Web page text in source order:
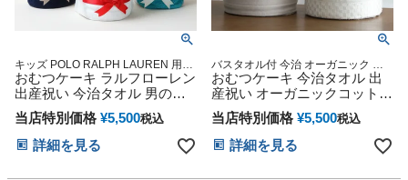
キッズ POLO RALPH LAUREN 用品
マタニティ 送料無料 豪華 赤ちゃん
専門
おむつケーキ ラルフローレン
出産祝い 今治タオル 男の子
女の子 オーガニックコットン
ベビー ソックス POLO
RALPH LAUREN 思い出 赤ち
ゃん 子供 出産 マタニティ マ
当店特別価格 ¥5,500税込
詳細を見る
バスタオル付 今治 オーガニック 妊
娠祝い 御出産祝い 出産記念 オムツ
ケーキ ベビーシャワー 妊娠祝い 御
出産祝い 出産記念 オムツケーキ
おむつケーキ 今治タオル 出
産祝い オーガニックコットン
日本製 名前入り 2段 バスタオ
ル オムツケーキ 男の子 女の
子 乳幼児 ベビー ダイパーケ
ーキ 赤ちゃん
当店特別価格 ¥5,500税込
詳細を見る